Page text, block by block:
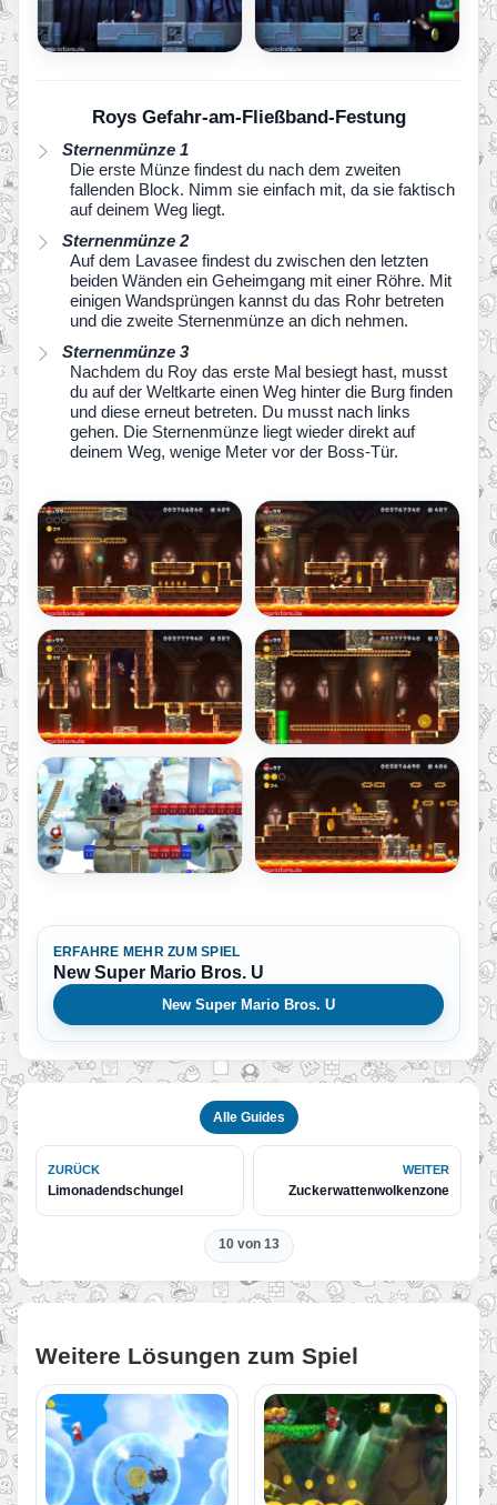
Roys Gefahr-am-Fließband-Festung
Sternenmünze 1
Die erste Münze findest du nach dem zweiten
fallenden Block. Nimm sie einfach mit, da sie faktisch
auf deinem Weg liegt.
Sternenmünze 2
Auf dem Lavasee findest du zwischen den letzten
beiden Wänden ein Geheimgang mit einer Röhre. Mit
einigen Wandsprüngen kannst du das Rohr betreten
und die zweite Sternenmünze an dich nehmen.
Sternenmünze 3
Nachdem du Roy das erste Mal besiegt hast, musst
du auf der Weltkarte einen Weg hinter die Burg finden
und diese erneut betreten. Du musst nach links
gehen. Die Sternenmünze liegt wieder direkt auf
deinem Weg, wenige Meter vor der Boss-Tür.
ERFAHRE MEHR ZUM SPIEL
New Super Mario Bros. U
New Super Mario Bros. U
Alle Guides
ZURÜCK
Limonadendschungel
WEITER
Zuckerwattenwolkenzone
10 von 13
Weitere Lösungen zum Spiel